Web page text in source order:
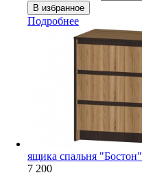
Подробнее
ящика спальня "Бостон"
7 200